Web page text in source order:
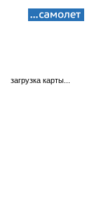
загрузка карты...